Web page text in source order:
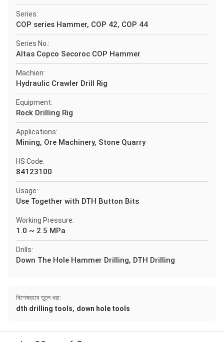
Series:
COP series Hammer, COP 42, COP 44
Series No.:
Altas Copco Secoroc COP Hammer
Machien:
Hydraulic Crawler Drill Rig
Equipment:
Rock Drilling Rig
Applications:
Mining, Ore Machinery, Stone Quarry
HS Code:
84123100
Usage:
Use Together with DTH Button Bits
Working Pressure:
1.0 ~ 2.5 MPa
Drills:
Down The Hole Hammer Drilling, DTH Drilling
বিশেষভাবে তুলে ধরা:
dth drilling tools, down hole tools